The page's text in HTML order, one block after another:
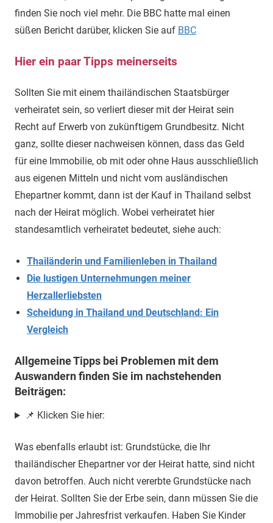
finden Sie noch viel mehr. Die BBC hatte mal einen
süßen Bericht darüber, klicken Sie auf BBC
Hier ein paar Tipps meinerseits
Sollten Sie mit einem thailändischen Staatsbürger
verheiratet sein, so verliert dieser mit der Heirat sein
Recht auf Erwerb von zukünftigem Grundbesitz. Nicht
ganz, sollte dieser nachweisen können, dass das Geld
für eine Immobilie, ob mit oder ohne Haus ausschließlich
aus eigenen Mitteln und nicht vom ausländischen
Ehepartner kommt, dann ist der Kauf in Thailand selbst
nach der Heirat möglich. Wobei verheiratet hier
standesamtlich verheiratet bedeutet, siehe auch:
Thailänderin und Familienleben in Thailand
Die lustigen Unternehmungen meiner
Herzallerliebsten
Scheidung in Thailand und Deutschland: Ein
Vergleich
Allgemeine Tipps bei Problemen mit dem
Auswandern finden Sie im nachstehenden
Beiträgen:
📌 Klicken Sie hier:
Was ebenfalls erlaubt ist: Grundstücke, die Ihr
thailändischer Ehepartner vor der Heirat hatte, sind nicht
davon betroffen. Auch nicht vererbte Grundstücke nach
der Heirat. Sollten Sie der Erbe sein, dann müssen Sie die
Immobilie per Jahresfrist verkaufen. Haben Sie Kinder